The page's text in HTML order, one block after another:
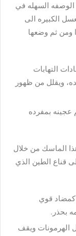
السهله في
الكبيره الى
ومن ثم وضعها
التهابات
ويقلل من ظهور
عجينه بمفرده
الماسك من خلال
قناع الطين الذي
قوي
بحذر.
الهرمونات ويقف